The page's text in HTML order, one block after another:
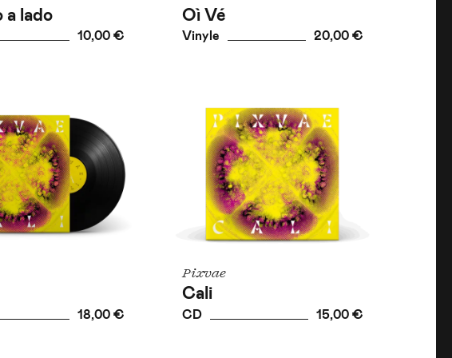
a lado
10,00 €
Oì Vé
Vinyle 20,00 €
18,00 €
Pixvae
Cali
CD 15,00 €